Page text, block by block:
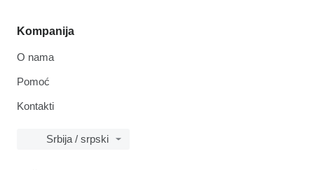
Kompanija
O nama
Pomoć
Kontakti
Srbija / srpski